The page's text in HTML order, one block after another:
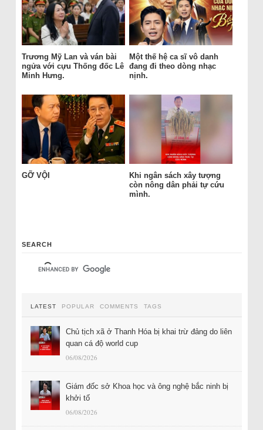
Trương Mỹ Lan và ván bài
ngửa với cựu Thống đốc Lê
Minh Hưng.
Một thế hệ ca sĩ vô danh
đang đi theo dòng nhạc
nịnh.
GỠ VỘI
Khi ngân sách xây tượng
còn nông dân phải tự cứu
mình.
SEARCH
LATEST POPULAR COMMENTS TAGS
Chủ tịch xã ở Thanh Hóa bị khai trừ đảng do liên
quan cá độ world cup
06/08/2026
Giám đốc sở Khoa học và ông nghệ bắc ninh bị
khởi tố
06/08/2026